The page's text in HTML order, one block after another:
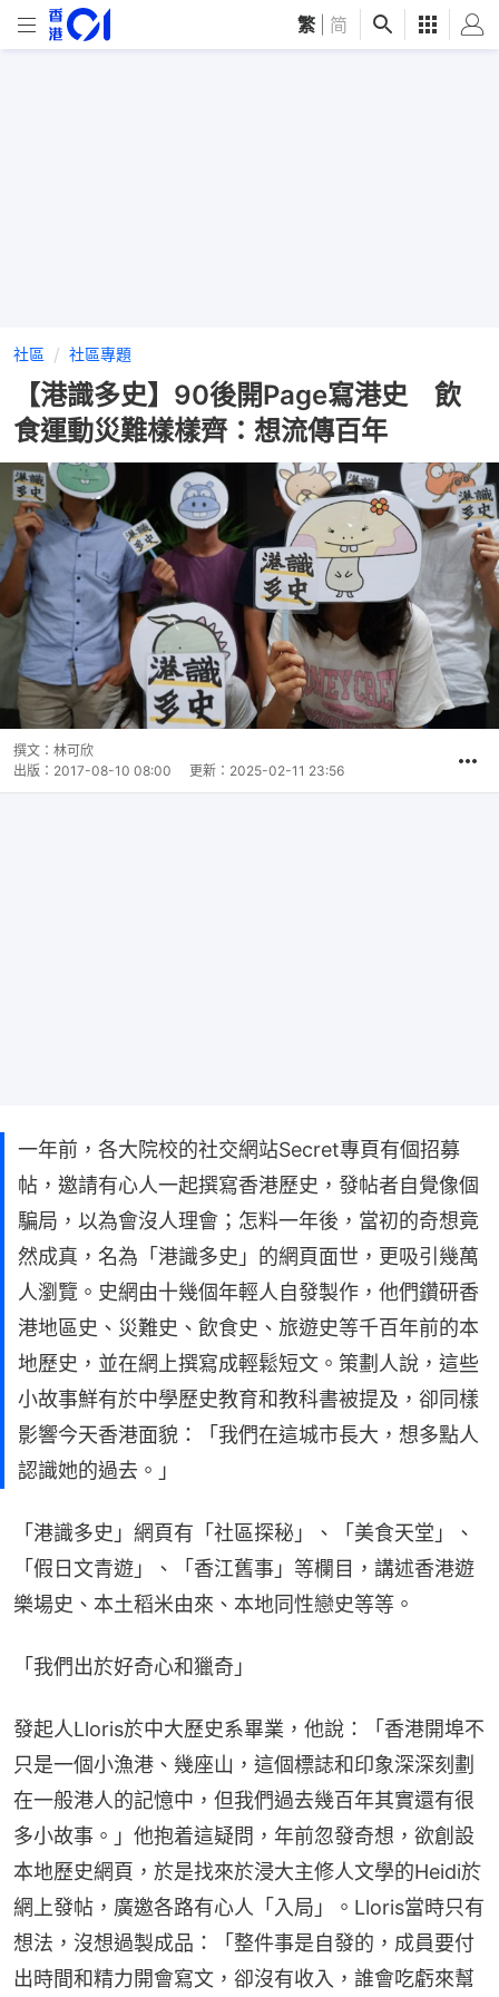
繁 简
社區 社區專題
【港識多史】90後開Page寫港史 飲
食運動災難樣樣齊：想流傳百年
撰文： 林可欣
出版： 2017-08-10 08:00 更新： 2025-02-11 23:56
一年前，各大院校的社交網站Secret專頁有個招募
帖，邀請有心人一起撰寫香港歷史，發帖者自覺像個
騙局，以為會沒人理會；怎料一年後，當初的奇想竟
然成真，名為「港識多史」的網頁面世，更吸引幾萬
人瀏覽。史網由十幾個年輕人自發製作，他們鑽研香
港地區史、災難史、飲食史、旅遊史等千百年前的本
地歷史，並在網上撰寫成輕鬆短文。策劃人說，這些
小故事鮮有於中學歷史教育和教科書被提及，卻同樣
影響今天香港面貌：「我們在這城市長大，想多點人
認識她的過去。」
「港識多史」網頁有「社區探秘」、「美食天堂」、
「假日文青遊」、「香江舊事」等欄目，講述香港遊
樂場史、本土稻米由來、本地同性戀史等等。
「我們出於好奇心和獵奇」
發起人Lloris於中大歷史系畢業，他說：「香港開埠不
只是一個小漁港、幾座山，這個標誌和印象深深刻劃
在一般港人的記憶中，但我們過去幾百年其實還有很
多小故事。」他抱着這疑問，年前忽發奇想，欲創設
本地歷史網頁，於是找來於浸大主修人文學的Heidi於
網上發帖，廣邀各路有心人「入局」。Lloris當時只有
想法，沒想過製成品：「整件事是自發的，成員要付
出時間和精力開會寫文，卻沒有收入，誰會吃虧來幫